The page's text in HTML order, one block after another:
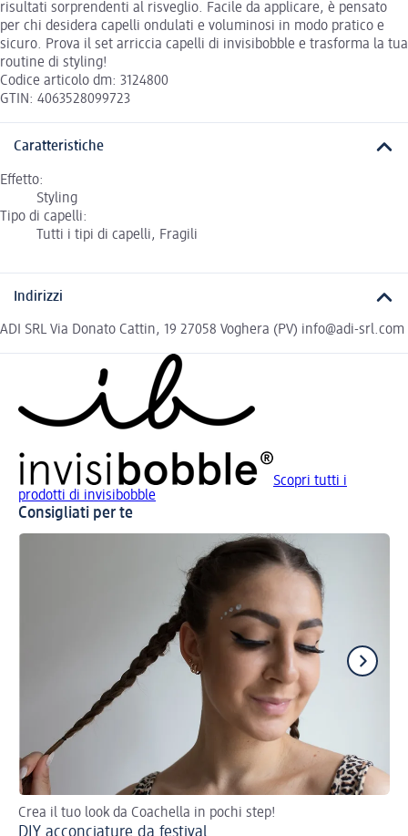
risultati sorprendenti al risveglio. Facile da applicare, è pensato
per chi desidera capelli ondulati e voluminosi in modo pratico e
sicuro. Prova il set arriccia capelli di invisibobble e trasforma la tua
routine di styling!
Codice articolo dm: 3124800
GTIN: 4063528099723
Caratteristiche
Effetto:
Styling
Tipo di capelli:
Tutti i tipi di capelli, Fragili
Indirizzi
ADI SRL Via Donato Cattin, 19 27058 Voghera (PV) info@adi-srl.com
Scopri tutti i
prodotti di invisibobble
Consigliati per te
Crea il tuo look da Coachella in pochi step!
DIY acconciature da festival